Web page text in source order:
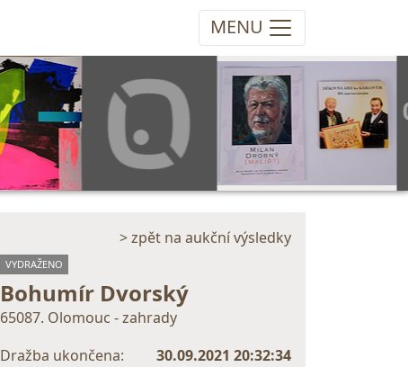
MENU
> zpět na aukční výsledky
VYDRAŽENO
Bohumír Dvorský
65087. Olomouc - zahrady
Dražba ukončena:
30.09.2021 20:32:34